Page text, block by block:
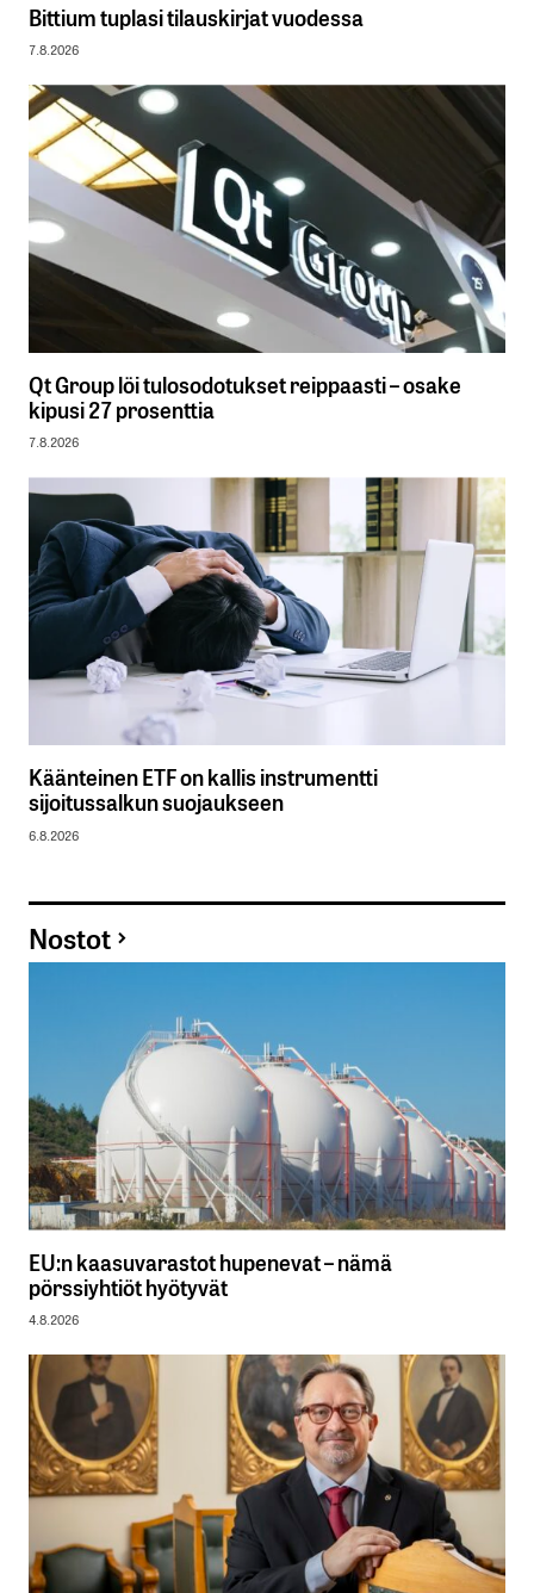
Bittium tuplasi tilauskirjat vuodessa
7.8.2026
Qt Group löi tulosodotukset reippaasti – osake
kipusi 27 prosenttia
7.8.2026
Käänteinen ETF on kallis instrumentti
sijoitussalkun suojaukseen
6.8.2026
Nostot
EU:n kaasuvarastot hupenevat – nämä
pörssiyhtiöt hyötyvät
4.8.2026